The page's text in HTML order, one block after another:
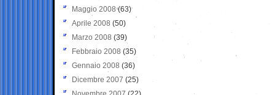
Maggio 2008(63)
Aprile 2008 (50)
Marzo 2008 (39)
Febbraio 2008 (35)
Gennaio 2008 (36)
Dicembre 2007 (25)